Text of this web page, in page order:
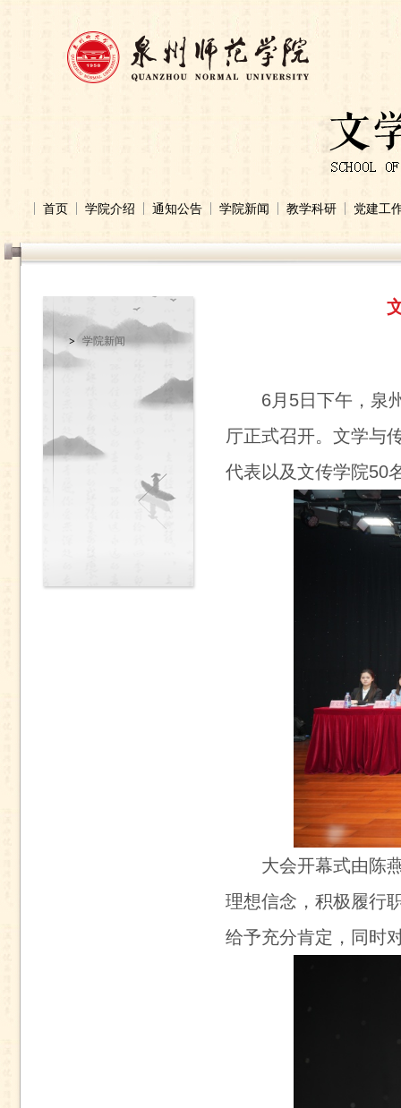
首页 学院介绍 通知公告 学院新闻 教学科研 党建工
学院新闻
6月5日下午，泉
厅正式召开。文学与
代表以及文传学院50
大会开幕式由陈
理想信念，积极履行
给予充分肯定，同时